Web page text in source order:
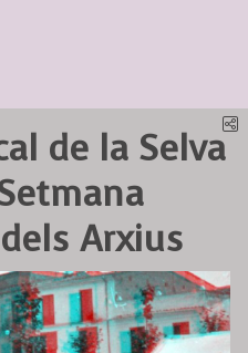
de la Selva
Arxius